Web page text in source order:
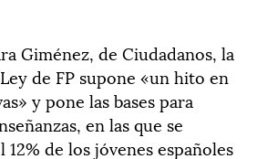
Giménez, de Ciudadanos, la
de FP supone «un hito en
y pone las bases para
en las que se
de los jóvenes españoles